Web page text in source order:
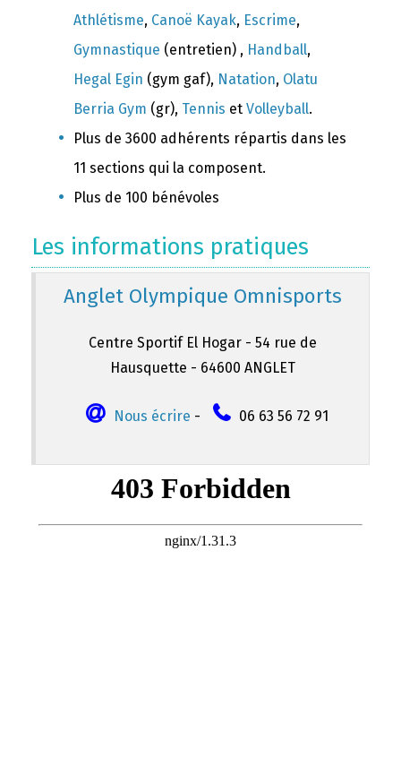
Athlétisme, Canoë Kayak, Escrime,
Gymnastique (entretien) , Handball,
Hegal Egin (gym gaf), Natation, Olatu
Berria Gym (gr), Tennis et Volleyball.
Plus de 3600 adhérents répartis dans les
11 sections qui la composent.
Plus de 100 bénévoles
Les informations pratiques
Anglet Olympique Omnisports
Centre Sportif El Hogar - 54 rue de
Hausquette - 64600 ANGLET
Nous écrire - 06 63 56 72 91